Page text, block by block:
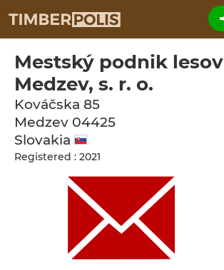
Mestský podnik lesov
Medzev, s. r. o.
Kováčska 85
Medzev 04425
Slovakia
Registered : 2021